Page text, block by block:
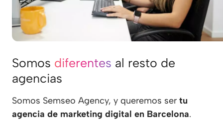
Somos diferentes al resto de
agencias
Somos Semseo Agency, y queremos ser tu
agencia de marketing digital en Barcelona.